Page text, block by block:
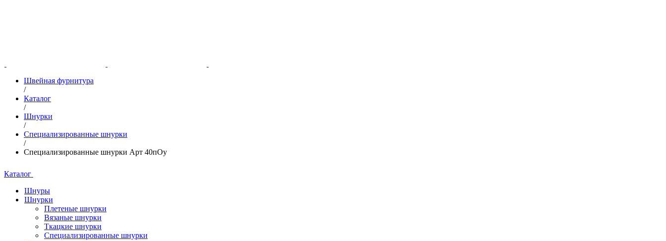
Швейная фурнитура
/
Каталог
/
Шнурки
/
Специализированные шнурки
/
Специализированные шнурки Арт 40пОу
Каталог
Шнуры
Шнурки
Плетеные шнурки
Вязаные шнурки
Ткацкие шнурки
Специализированные шнурки